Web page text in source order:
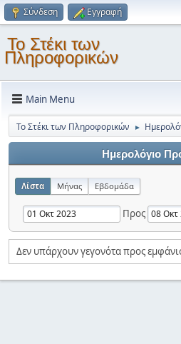
Σύνδεση Εγγραφή
Το Στέκι των
Πληροφορικών
Main Menu
Το Στέκι των Πληροφορικών ►
Ημερολόγιο
Λίστα Μήνας Εβδομάδα
Προς
Δεν υπάρχουν γεγονότα προς